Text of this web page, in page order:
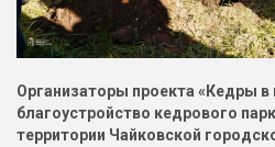
Организаторы проекта «Кедры
благоустройство кедрового
территории Чайковской